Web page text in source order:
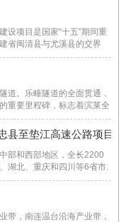
济的发展。该工程是国道
部分，也是甘 ...
设项目是国家“十五”期间重
省闽清县与尤溪县的交界
岩破碎、地质结构极其复
公路“咽喉”控制性工程的
零误差贯通 ...
道。乐疃隧道的全面贯通，
重要里程碑，标志着滨莱全
隧道群顺利实现贯通。为今
了丰富的施工实战经验，起
助力山东地 ...
县至垫江高速公路项目
部和西部地区，全长2200
湖北、重庆和四川等6省市.
城区和东部城市群中间，极
交通联系。明月山隧道，将
区现有通道 ...
带，南连温台沿海产业带，